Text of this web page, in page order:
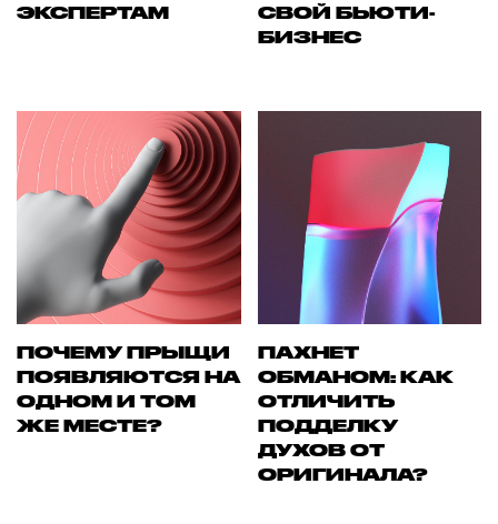
ЭКСПЕРТАМ
СВОЙ БЬЮТИ-
БИЗНЕС
ПОЧЕМУ ПРЫЩИ
ПОЯВЛЯЮТСЯ НА
ОДНОМ И ТОМ
ЖЕ МЕСТЕ?
ПАХНЕТ
ОБМАНОМ: КАК
ОТЛИЧИТЬ
ПОДДЕЛКУ
ДУХОВ ОТ
ОРИГИНАЛА?